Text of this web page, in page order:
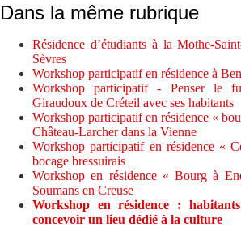
Dans la même rubrique
Résidence d’étudiants à la Mothe-
Sèvres
Workshop participatif en résidence à
Workshop participatif - Penser le
Giraudoux de Créteil avec ses habitants
Workshop participatif en résidence «
Château-Larcher dans la Vienne
Workshop participatif en résidence «
bocage bressuirais
Workshop en résidence « Bourg à
Soumans en Creuse
Workshop en résidence :
concevoir un lieu dédié à la culture